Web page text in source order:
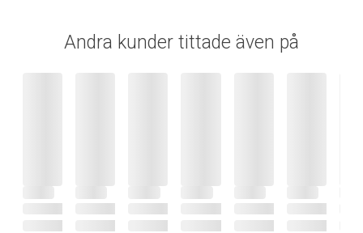
Andra kunder tittade även på